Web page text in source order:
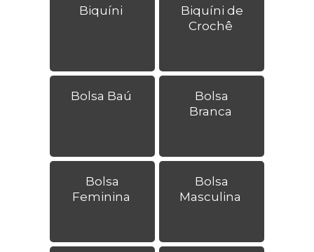
Biquíni
Biquíni de
Crochê
Bolsa Baú
Bolsa
Branca
Bolsa
Feminina
Bolsa
Masculina